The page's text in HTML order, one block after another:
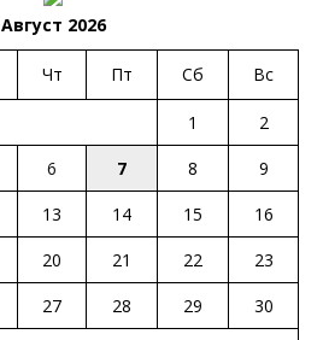
Август 2026
Чт Пт Сб Вс
1
2
6 7 8
9
13 14 15
16
20 21 22
23
27 28 29
30